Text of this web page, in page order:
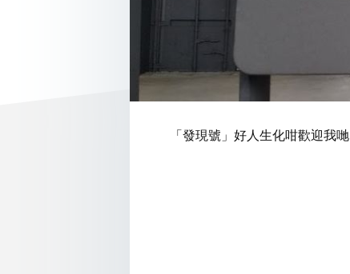
「發現號」好人生化咁歡迎我哋